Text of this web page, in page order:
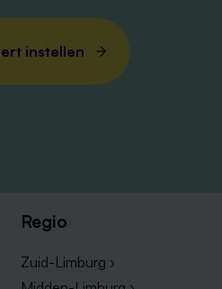
sjgweert) een
workshops en
aan je vitaliteit.
15 minuten loopafstand.
instellen
Regio
Zuid-Limburg ›